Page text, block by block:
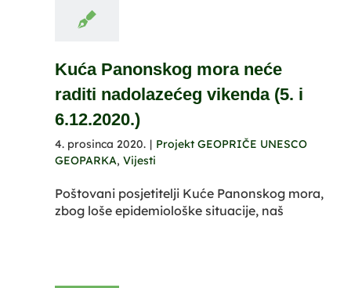
Kuća Panonskog mora neće
raditi nadolazećeg vikenda (5. i
6.12.2020.)
4. prosinca 2020. | Projekt GEOPRIČE UNESCO
GEOPARKA, Vijesti
Poštovani posjetitelji Kuće Panonskog mora,
zbog loše epidemiološke situacije, naš